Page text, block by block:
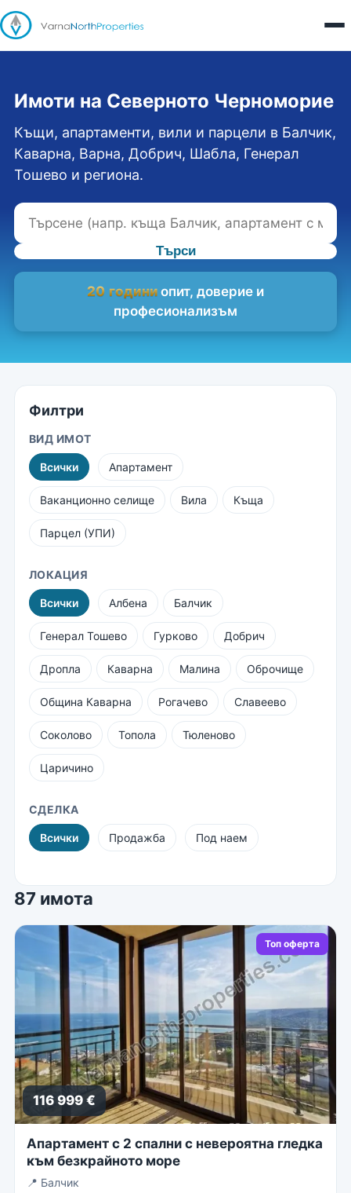
Имоти на Северното Черноморие
Къщи, апартаменти, вили и парцели в Балчик,
Каварна, Варна, Добрич, Шабла, Генерал
Тошево и региона.
Търси
20 години опит, доверие и
професионализъм
Филтри
ВИД ИМОТ
Всички Апартамент
Ваканционно селище Вила Къща
Парцел (УПИ)
ЛОКАЦИЯ
Всички Албена Балчик
Генерал Тошево Гурково Добрич
Дропла Каварна Малина Оброчище
Община Каварна Рогачево Славеево
Соколово Топола Тюленово
Царичино
СДЕЛКА
Всички Продажба Под наем
87 имота
Топ оферта
116 999 €
Апартамент с 2 спални с невероятна гледка
към безкрайното море
📍 Балчик